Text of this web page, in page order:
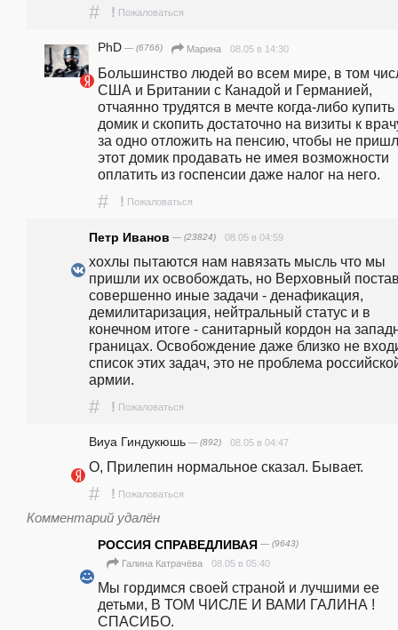
# ! Пожаловаться
PhD — (6766) Марина 08.05 в 14:30
Большинство людей во всем мире, в том
США и Британии с Канадой и Германией,
отчаянно трудятся в мечте когда-либо купить
домик и скопить достаточно на визиты к
за одно отложить на пенсию, чтобы не
этот домик продавать не имея возможности
оплатить из госпенсии даже налог на него.
# ! Пожаловаться
Петр Иванов — (23824) 08.05 в 04:59
хохлы пытаются нам навязать мысль что мы
пришли их освобождать, но Верховный
совершенно иные задачи - денафикация,
демилитаризация, нейтральный статус и в
конечном итоге - санитарный кордон на
границах. Освобождение даже близко не
список этих задач, это не проблема
армии.
# ! Пожаловаться
Виуа Гиндукюшь — (892) 08.05 в 04:47
О, Прилепин нормальное сказал. Бывает.
# ! Пожаловаться
Комментарий удалён
РОССИЯ СПРАВЕДЛИВАЯ — (9643)
Галина Катрачёва 08.05 в 05:40
Мы гордимся своей страной и лучшими ее
детьми, В ТОМ ЧИСЛЕ И ВАМИ ГАЛИНА !
СПАСИБО.